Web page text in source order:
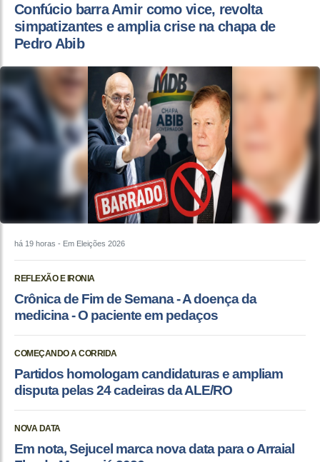
Confúcio barra Amir como vice, revolta
simpatizantes e amplia crise na chapa de
Pedro Abib
há 19 horas - Em Eleições 2026
REFLEXÃO E IRONIA
Crônica de Fim de Semana - A doença da
medicina - O paciente em pedaços
COMEÇANDO A CORRIDA
Partidos homologam candidaturas e ampliam
disputa pelas 24 cadeiras da ALE/RO
NOVA DATA
Em nota, Sejucel marca nova data para o Arraial